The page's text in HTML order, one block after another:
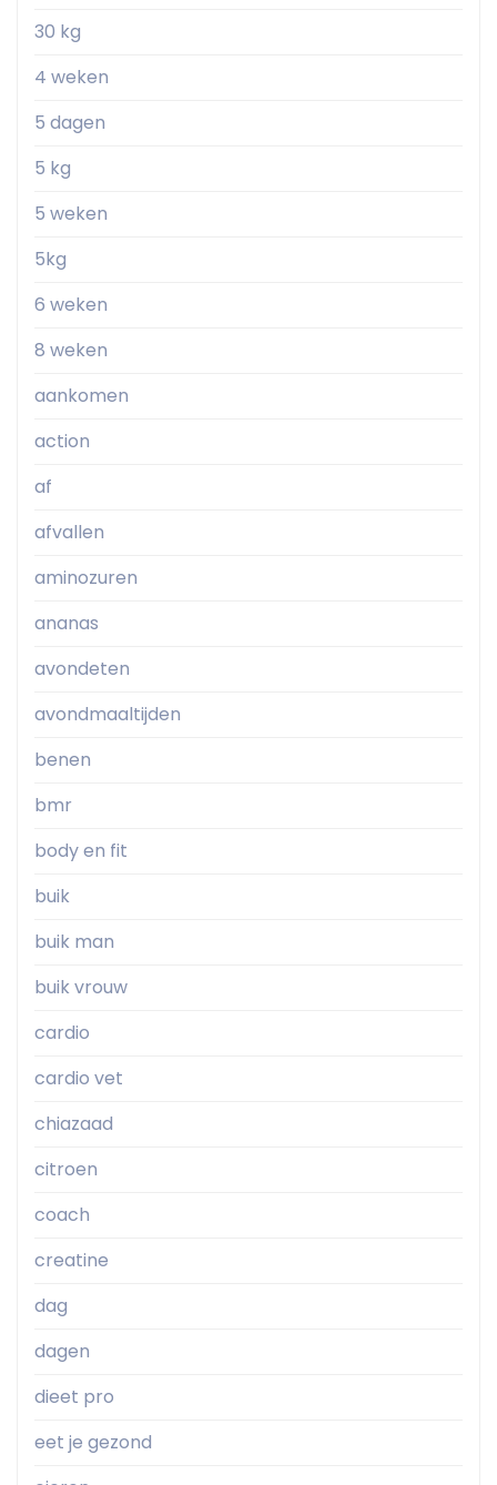
30 kg
4 weken
5 dagen
5 kg
5 weken
5kg
6 weken
8 weken
aankomen
action
af
afvallen
aminozuren
ananas
avondeten
avondmaaltijden
benen
bmr
body en fit
buik
buik man
buik vrouw
cardio
cardio vet
chiazaad
citroen
coach
creatine
dag
dagen
dieet pro
eet je gezond